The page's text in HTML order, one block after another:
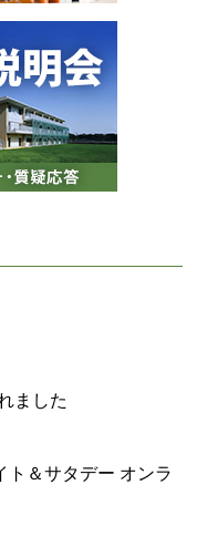
ました
ト＆サタデー オンラ